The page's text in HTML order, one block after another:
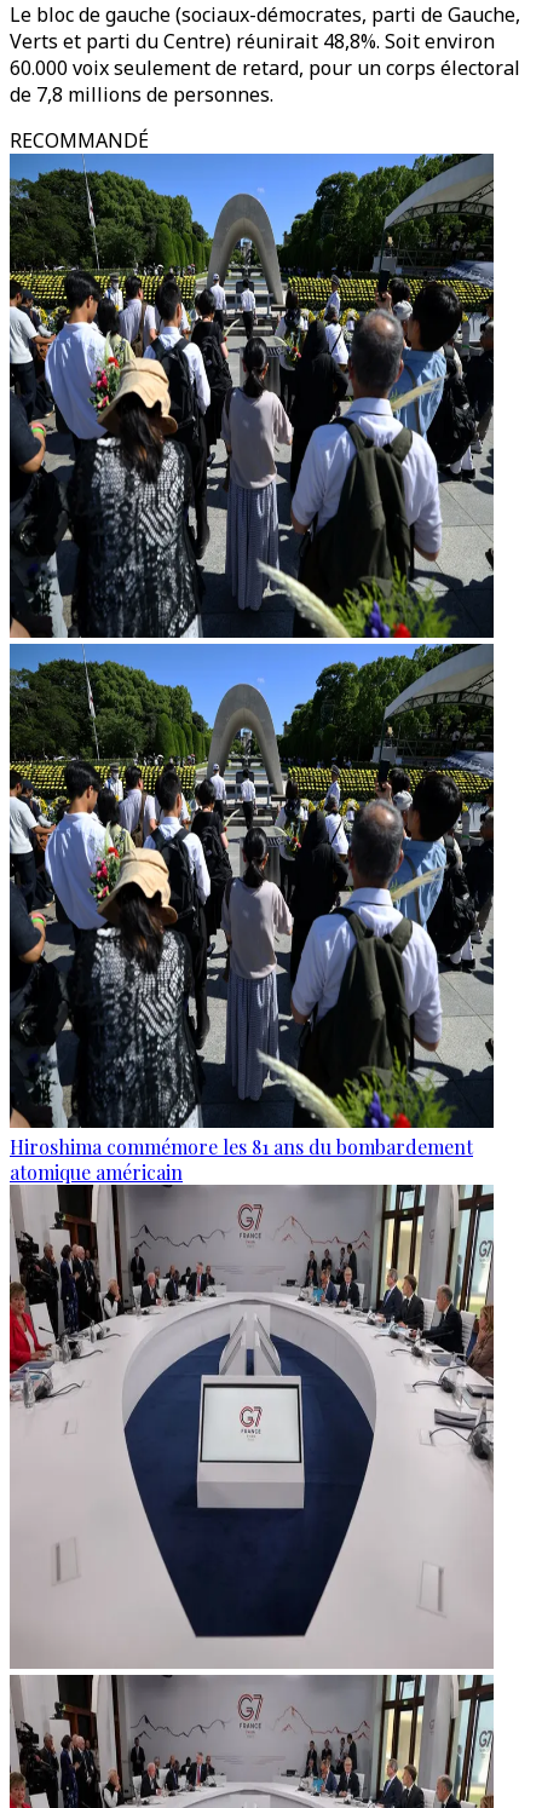
Le bloc de gauche (sociaux-démocrates, parti de Gauche,
Verts et parti du Centre) réunirait 48,8%. Soit environ
60.000 voix seulement de retard, pour un corps électoral
de 7,8 millions de personnes.
RECOMMANDÉ
Hiroshima commémore les 81 ans du bombardement
atomique américain